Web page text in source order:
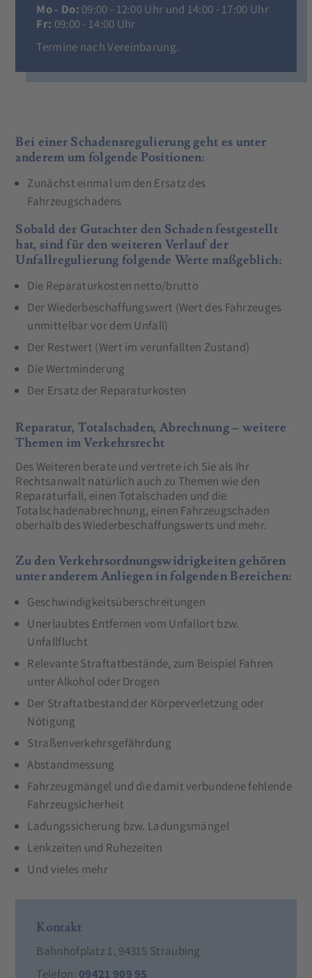
Mo - Do: 09:00 - 12:00 Uhr und 14:00 - 17:00 Uhr
Fr: 09:00 - 14:00 Uhr
Termine nach Vereinbarung.
Bei einer Schadensregulierung geht es unter
anderem um folgende Positionen:
Zunächst einmal um den Ersatz des
Fahrzeugschadens
Sobald der Gutachter den Schaden festgestellt
hat, sind für den weiteren Verlauf der
Unfallregulierung folgende Werte maßgeblich:
Die Reparaturkosten netto/brutto
Der Wiederbeschaffungswert (Wert des Fahrzeuges
unmittelbar vor dem Unfall)
Der Restwert (Wert im verunfallten Zustand)
Die Wertminderung
Der Ersatz der Reparaturkosten
Reparatur, Totalschaden, Abrechnung – weitere
Themen im Verkehrsrecht
Des Weiteren berate und vertrete ich Sie als Ihr
Rechtsanwalt natürlich auch zu Themen wie den
Reparaturfall, einen Totalschaden und die
Totalschadenabrechnung, einen Fahrzeugschaden
oberhalb des Wiederbeschaffungswerts und mehr.
Zu den Verkehrsordnungswidrigkeiten gehören
unter anderem Anliegen in folgenden Bereichen:
Geschwindigkeitsüberschreitungen
Unerlaubtes Entfernen vom Unfallort bzw.
Unfallflucht
Relevante Straftatbestände, zum Beispiel Fahren
unter Alkohol oder Drogen
Der Straftatbestand der Körperverletzung oder
Nötigung
Straßenverkehrsgefährdung
Abstandmessung
Fahrzeugmängel und die damit verbundene fehlende
Fahrzeugsicherheit
Ladungssicherung bzw. Ladungsmängel
Lenkzeiten und Ruhezeiten
Und vieles mehr
Kontakt
Bahnhofplatz 1, 94315 Straubing
Telefon: 09421 909 95